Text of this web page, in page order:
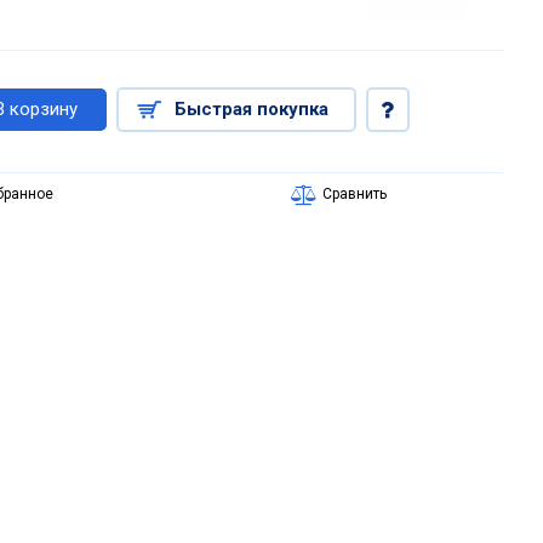
корзину Быстрая покупка
Сравнить